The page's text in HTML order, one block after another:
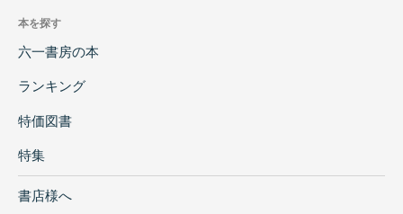
本を探す
六一書房の本
ランキング
特価図書
特集
書店様へ